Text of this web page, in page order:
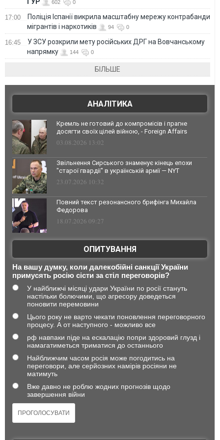
602 0
17:00
Поліція Іспанії викрила масштабну мережу контрабанди
мігрантів і наркотиків
94 0
16:45
У ЗСУ розкрили мету російських ДРГ на Вовчанському
напрямку
144 0
БІЛЬШЕ
АНАЛІТИКА
Кремль не готовий до компромісів і прагне
досягти своїх цілей війною, - Foreign Affairs
03.08.2026 13:02
Звільнення Сирського знаменує кінець епохи
"старої гвардії" в українській армії — NYT
23.07.2026 10:32
Повний текст резонансного брифінга Михайла
Федорова
18.07.2026 09:27
ОПИТУВАННЯ
На вашу думку, коли далекобійні санкції України
примусять росію сісти за стіл переговорів?
У найближчі місяці удари України по росії стануть
настільки болючими, що агресору доведеться
поновити перемовини
Цього року не варто чекати поновлення переговорного
процесу. А от наступного - можливо все
рф навпаки піде на ескалацію попри здоровий глузд і
намагатиметься триматися до останнього
Найближчим часом росія може погодитись на
переговори, але серйозних намірів росіяни не
матимуть
Вже давно не роблю жодних прогнозів щодо
завершення війни